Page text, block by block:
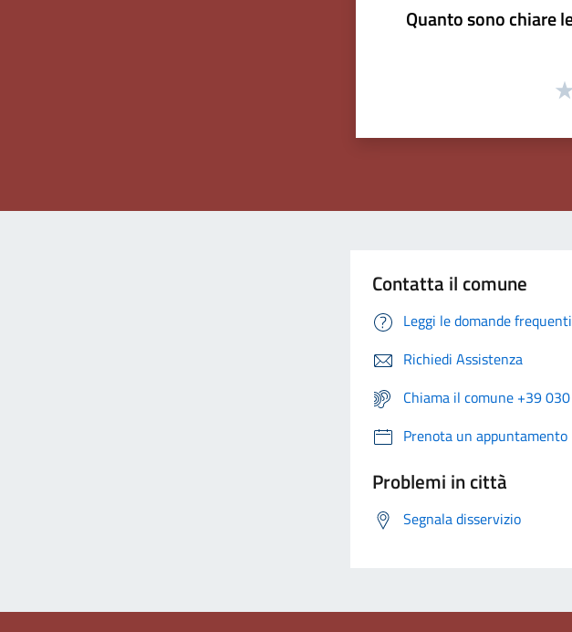
Quanto sono chiare
Contatta il comune
Leggi le domande frequenti
Richiedi Assistenza
Chiama il comune +39
Prenota un appuntamento
Problemi in città
Segnala disservizio